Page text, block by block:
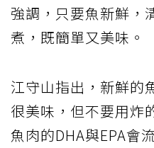
強調，只要魚新鮮，
煮，既簡單又美味。
江守山指出，新鮮的
很美味，但不要用炸
魚肉的DHA與EPA會